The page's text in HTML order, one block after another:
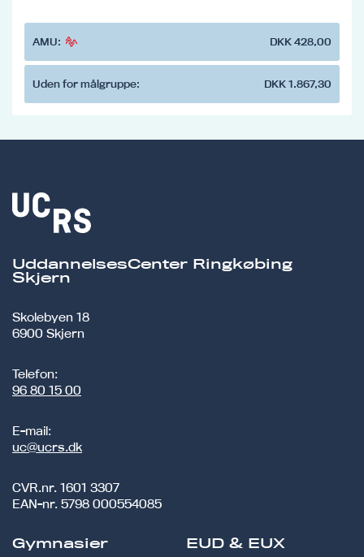
AMU: DKK 428,00
Uden for målgruppe: DKK 1.867,30
UddannelsesCenter Ringkøbing
Skjern
Skolebyen 18
6900 Skjern
Telefon:
96 80 15 00
E-mail:
uc@ucrs.dk
CVR.nr. 1601 3307
EAN-nr. 5798 000554085
Gymnasier
EUD & EUX